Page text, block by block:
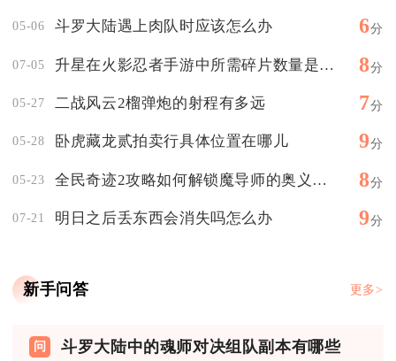
05-06 斗罗大陆遇上肉队时应该怎么办 6分
07-05 升星在火影忍者手游中所需碎片数量是多少 8分
05-27 二战风云2榴弹炮的射程有多远 7分
05-28 卧虎藏龙贰拍卖行具体位置在哪儿 9分
05-23 全民奇迹2攻略如何解锁魔导师的奥义技能 8分
07-21 明日之后丢东西会消失吗怎么办 9分
新手问答 更多>
斗罗大陆中的魂师对决组队副本有哪些